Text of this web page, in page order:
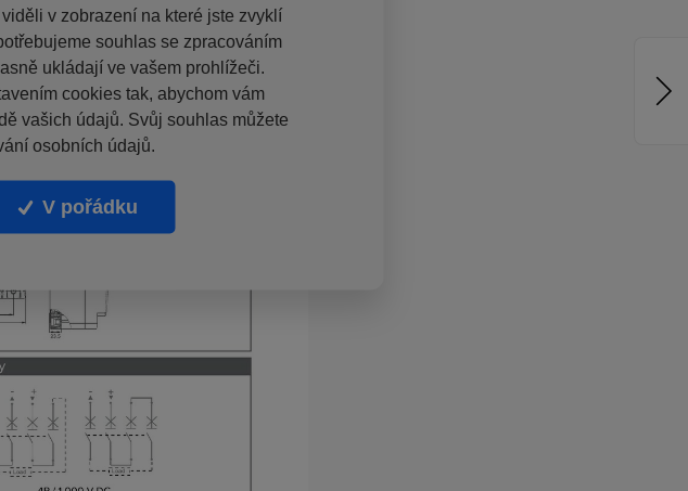
v zobrazení na které jste zvyklí
souhlas se zpracováním
ukládají ve vašem prohlížeči.
cookies tak, abychom vám
vašich údajů. Svůj souhlas můžete
osobních údajů.
V pořádku